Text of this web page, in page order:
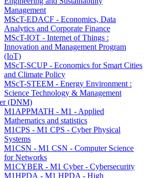
Management
MScT-EDACF - Economics, Data
Analytics and Corporate Finance
MScT-IOT - Internet of Things :
Innovation and Management Program
(IoT)
MScT-SCUP - Economics for Smart Cities
and Climate Policy
MScT-STEEM - Energy Environment :
Science Technology & Management
(DNM)
M1APPMATH - M1 - Applied
Mathematics and statistics
M1CPS - M1 CPS - Cyber Physical
Systems
M1CSN - M1 CSN - Computer Science
for Networks
M1CYBER - M1 Cyber - Cybersecurity
M1HPDA - M1 HPDA - High